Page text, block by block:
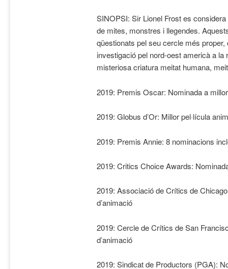
SINOPSI: Sir Lionel Frost es
de mites, monstres i llegendes.
qüestionats pel seu cercle més
investigació pel nord-oest americà a la
misteriosa criatura meitat humana,
2019: Premis Oscar: Nominada a
2019: Globus d’Or: Millor pel·lícula
2019: Premis Annie: 8 nominacions
2019: Critics Choice Awards:
2019: Associació de Crítics de
d’animació
2019: Cercle de Crítics de San
d’animació
2019: Sindicat de Productors (PGA):